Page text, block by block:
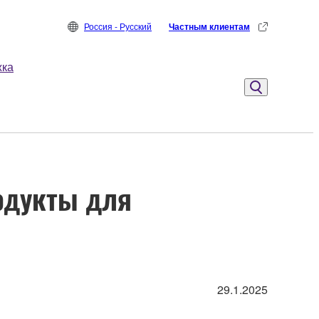
Россия - Русский Частным клиентам
для
29.1.2025